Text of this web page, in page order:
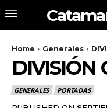
Home Generales
DIVISIÓN
GENERALES PORTADAS